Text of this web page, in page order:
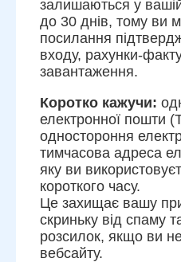
залишаються у
до 30 днів, тому ви
посилання
входу, рахунки-
завантаження.
Коротко кажучи:
електронної пошти
одностороння
тимчасова адреса
яку ви
короткого часу.
Це захищає вашу
скриньку від спаму
розсилок, якщо ви
вебсайту.